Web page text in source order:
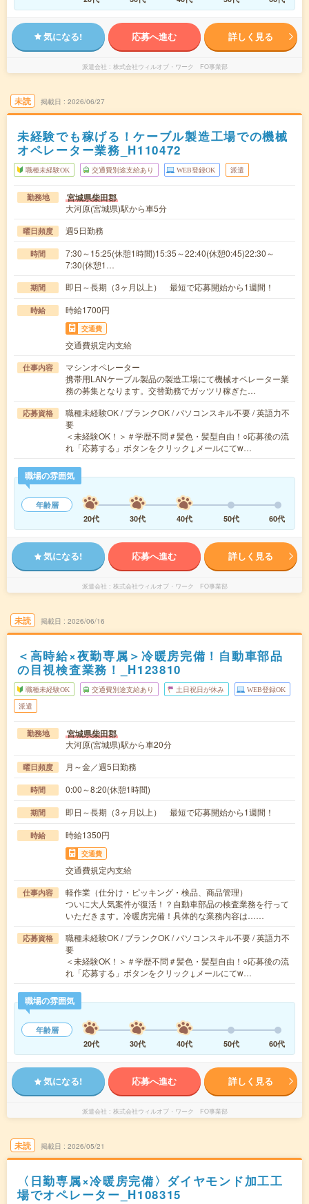
気になる! 応募へ進む 詳しく見る
派遣会社 株式会社ウィルオブ・ワーク FO事業部
未読 掲載日 2026/06/27
未経験でも稼げる！ケーブル製造工場での機械
オペレーター業務_H110472
職種未経験OK 交通費別途支給あり WEB登録OK 派遣
勤務地 宮城県柴田郡
大河原(宮城県)駅から車5分
曜日頻度 週5日勤務
時間
7:30～15:25(休憩1時間)15:35～22:40(休憩0:45)22:30～
7:30(休憩1…
期間 即日～長期（3ヶ月以上） 最短で応募開始から1週間！
時給 時給1700円
交通費
交通費規定内支給
仕事内容
マシンオペレーター
携帯用LANケーブル製品の製造工場にて機械オペレーター業
務の募集となります。交替勤務でガッツリ稼ぎた…
応募資格
職種未経験OK / ブランクOK / パソコンスキル不要 / 英語力不
要
＜未経験OK！＞＃学歴不問＃髪色・髪型自由！○応募後の流
れ「応募する」ボタンをクリック↓メールにてw…
職場の雰囲気
年齢層
20代
30代 40代 50代 60代
気になる! 応募へ進む 詳しく見る
派遣会社 株式会社ウィルオブ・ワーク FO事業部
未読 掲載日 2026/06/16
＜高時給×夜勤専属＞冷暖房完備！自動車部品
の目視検査業務！_H123810
職種未経験OK 交通費別途支給あり 土日祝日が休み WEB登録OK
派遣
勤務地 宮城県柴田郡
大河原(宮城県)駅から車20分
曜日頻度 月～金／週5日勤務
時間 0:00～8:20(休憩1時間)
期間 即日～長期（3ヶ月以上） 最短で応募開始から1週間！
時給 時給1350円
交通費
交通費規定内支給
仕事内容
軽作業（仕分け・ピッキング・検品、商品管理）
ついに大人気案件が復活！？自動車部品の検査業務を行って
いただきます。冷暖房完備！具体的な業務内容は……
応募資格
職種未経験OK / ブランクOK / パソコンスキル不要 / 英語力不
要
＜未経験OK！＞＃学歴不問＃髪色・髪型自由！○応募後の流
れ「応募する」ボタンをクリック↓メールにてw…
職場の雰囲気
年齢層
20代
30代 40代 50代 60代
気になる! 応募へ進む 詳しく見る
派遣会社 株式会社ウィルオブ・ワーク FO事業部
未読 掲載日 2026/05/21
〈日勤専属×冷暖房完備〉ダイヤモンド加工工
場でオペレーター_H108315